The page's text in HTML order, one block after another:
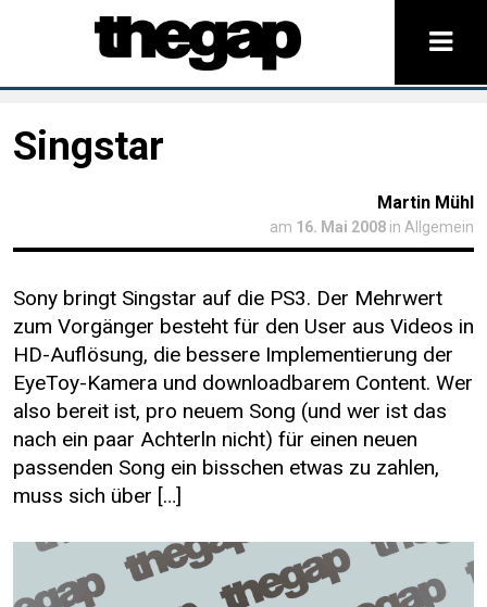
Singstar
Martin Mühl
am 16. Mai 2008 in Allgemein
Sony bringt Singstar auf die PS3. Der Mehrwert
zum Vorgänger besteht für den User aus Videos in
HD-Auflösung, die bessere Implementierung der
EyeToy-Kamera und downloadbarem Content. Wer
also bereit ist, pro neuem Song (und wer ist das
nach ein paar Achterln nicht) für einen neuen
passenden Song ein bisschen etwas zu zahlen,
muss sich über […]